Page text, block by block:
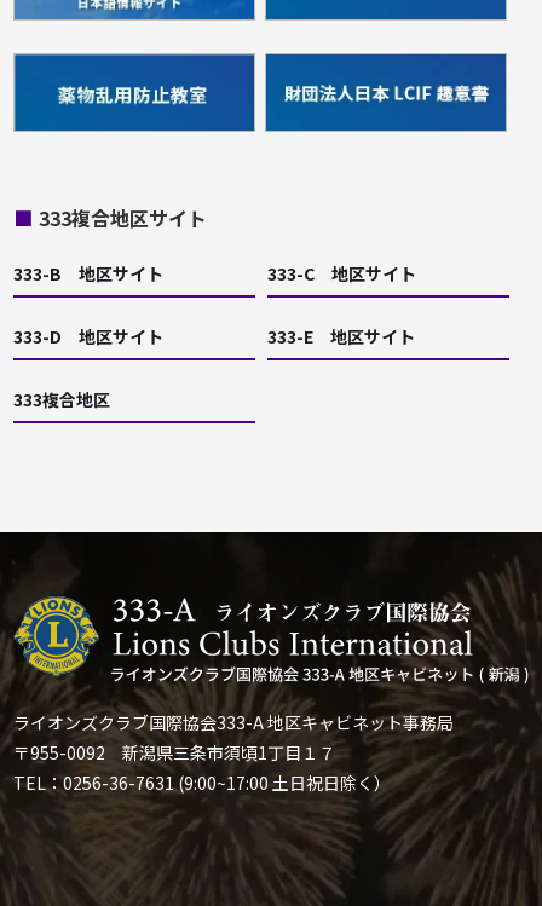
■ 333複合地区サイト
333-B 地区サイト 333-C 地区サイト
333-D 地区サイト 333-E 地区サイト
333複合地区
ライオンズクラブ国際協会333-A 地区キャビネット事務局
〒955-0092 新潟県三条市須頃1丁目１７
TEL：0256-36-7631 (9:00~17:00 土日祝日除く）